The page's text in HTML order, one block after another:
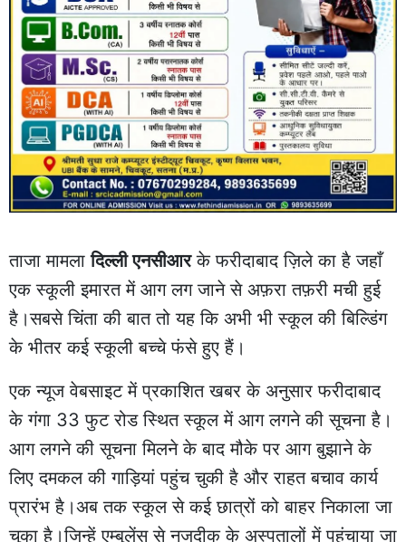
ताजा मामलादिल्ली एनसीआरके फरीदाबाद ज़िले का है जहाँ
एक स्कूली इमारत में आग लग जाने से अफ़रा तफ़री मची हुई
है।सबसे चिंता की बात तो यह कि अभी भी स्कूल की बिल्डिंग
के भीतर कई स्कूली बच्चे फंसे हुए हैं।
एक न्यूज वेबसाइट में प्रकाशित खबर के अनुसार फरीदाबाद
के गंगा 33 फुट रोड स्थित स्कूल में आग लगने की सूचना है।
आग लगने की सूचना मिलने के बाद मौके पर आग बुझाने के
लिए दमकल की गाड़ियां पहुंच चुकी है और राहत बचाव कार्य
प्रारंभ है।अब तक स्कूल से कई छात्रों को बाहर निकाला जा
चुका है।जिन्हें एम्बुलेंस से नजदीक के अस्पतालों में पहुंचाया जा